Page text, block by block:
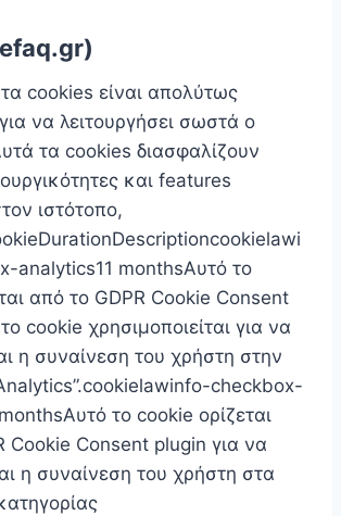
cookies είναι απoλύτως
να λειτουργήσει σωστά ο
τα cookies διασφαλίζουν
και features
ιστότοπο,
analytics11 monthsΑυτό το
από το GDPR Cookie Consent
cookie χρησιμοποιείται για να
η συναίνεση του χρήστη στην
checkbox-
το cookie ορίζεται
Cookie Consent plugin για να
η συναίνεση του χρήστη στα